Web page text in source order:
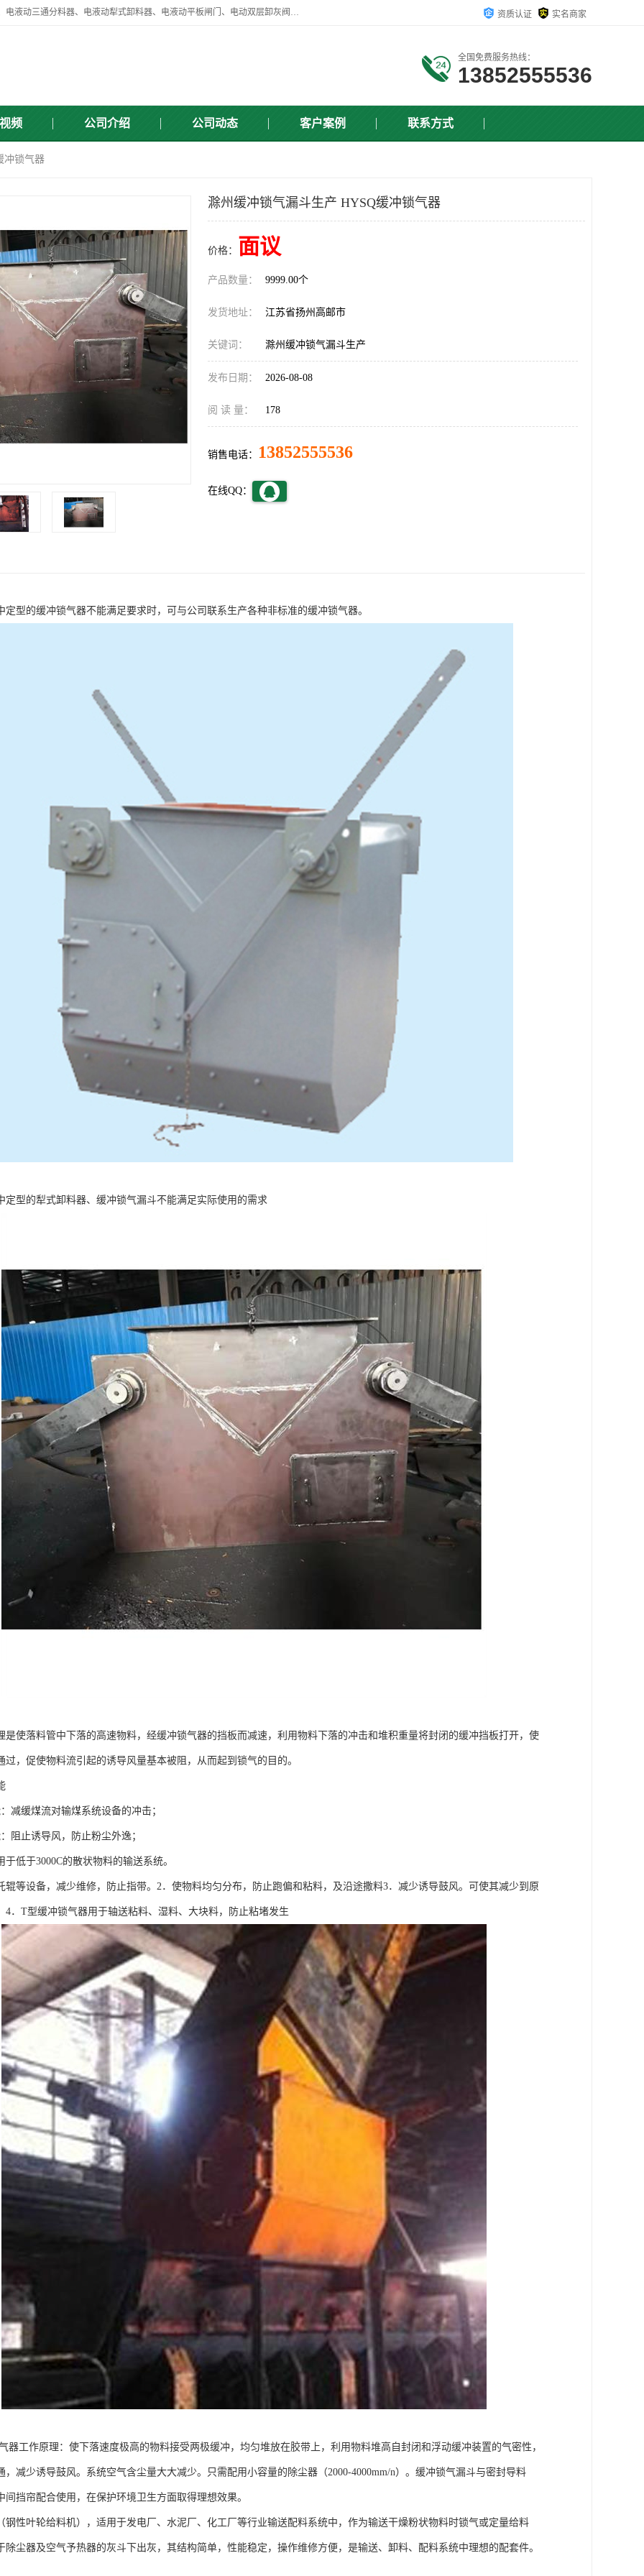
扬州中悦机械有限公司目前主要产品有：全自动液压纠偏器、液压拉紧、电液动三通分料器、电液动犁式卸料器、电液动平板闸门、电动双层卸灰阀、标准件、紧固件、液压泵站、新型电液推杆、皮带全自动液压调正器等，以及除尘通风类百余种产品系列。产品广泛适用于矿山、电力、煤矿、冶金、交通、化工、水利等行业。 资质认证 实名商家
全国免费服务热线：
13852555536
频 公司介绍 公司动态 客户案例 联系方式
冲锁气器
滁州缓冲锁气漏斗生产 HYSQ缓冲锁气器
价格： 面议
产品数量： 9999.00个
发货地址： 江苏省扬州高邮市
关键词： 滁州缓冲锁气漏斗生产
发布日期： 2026-08-08
阅 读 量： 178
销售电话： 13852555536
在线QQ：
定型的缓冲锁气器不能满足要求时，可与公司联系生产各种非标准的缓冲锁气器。
定型的犁式卸料器、缓冲锁气漏斗不能满足实际使用的需求
是使落料管中下落的高速物料，经缓冲锁气器的挡板而减速，利用物料下落的冲击和堆积重量将封闭的缓冲挡板打开，使
过，促使物料流引起的诱导风量基本被阻，从而起到锁气的目的。
减缓煤流对输煤系统设备的冲击；
阻止诱导风，防止粉尘外逸；
于低于3000C的散状物料的输送系统。
辊等设备，减少维修，防止指带。2．使物料均匀分布，防止跑偏和粘料，及沿途撒料3．减少诱导鼓风。可使其减少到原
4．T型缓冲锁气器用于轴送粘料、湿料、大块料，防止粘堵发生
器工作原理：使下落速度极高的物料接受两极缓冲，均匀堆放在胶带上，利用物料堆高自封闭和浮动缓冲装置的气密性，
，减少诱导鼓风。系统空气含尘量大大减少。只需配用小容量的除尘器（2000-4000mm/n）。缓冲锁气漏斗与密封导料
间挡帘配合使用，在保护环境卫生方面取得理想效果。
钢性叶轮给料机），适用于发电厂、水泥厂、化工厂等行业输送配料系统中，作为输送干燥粉状物料时锁气或定量给料
除尘器及空气予热器的灰斗下出灰，其结构简单，性能稳定，操作维修方便，是输送、卸料、配料系统中理想的配套件。